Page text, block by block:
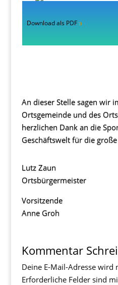
Download als PDF
An dieser Stelle sagen wir
Ortsgemeinde und des
herzlichen Dank an die
Geschäftswelt für die
Lutz Zaun
Ortsbürgermeister
Vorsitzende
Anne Groh
Kommentar
Deine E-Mail-Adresse
Erforderliche Felder sind